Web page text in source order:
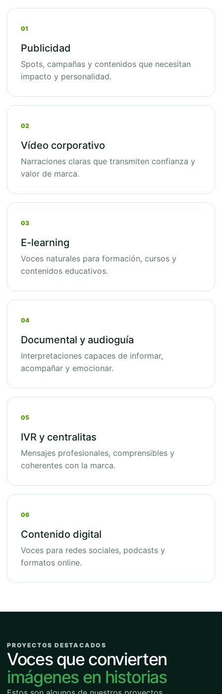
01
Publicidad
Spots, campañas y contenidos que necesitan
impacto y personalidad.
02
Vídeo corporativo
Narraciones claras que transmiten confianza y
valor de marca.
03
E-learning
Voces naturales para formación, cursos y
contenidos educativos.
04
Documental y audioguía
Interpretaciones capaces de informar,
acompañar y emocionar.
05
IVR y centralitas
Mensajes profesionales, comprensibles y
coherentes con la marca.
06
Contenido digital
Voces para redes sociales, podcasts y
formatos online.
PROYECTOS DESTACADOS
Voces que convierten
imágenes en historias